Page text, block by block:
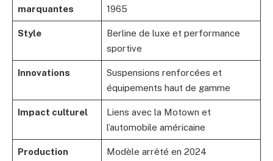
marquantes
1965
Style
Berline de luxe et performance
sportive
Innovations
Suspensions renforcées et
équipements haut de gamme
Impact culturel
Liens avec la Motown et
l’automobile américaine
Production
Modèle arrêté en 2024